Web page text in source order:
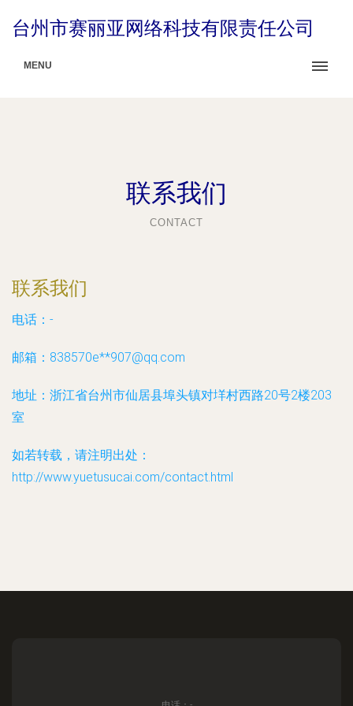
台州市赛丽亚网络科技有限责任公司
MENU
联系我们
CONTACT
联系我们
电话：-
邮箱：838570e**907@qq.com
地址：浙江省台州市仙居县埠头镇对垟村西路20号2楼203
室
如若转载，请注明出处：
http://www.yuetusucai.com/contact.html